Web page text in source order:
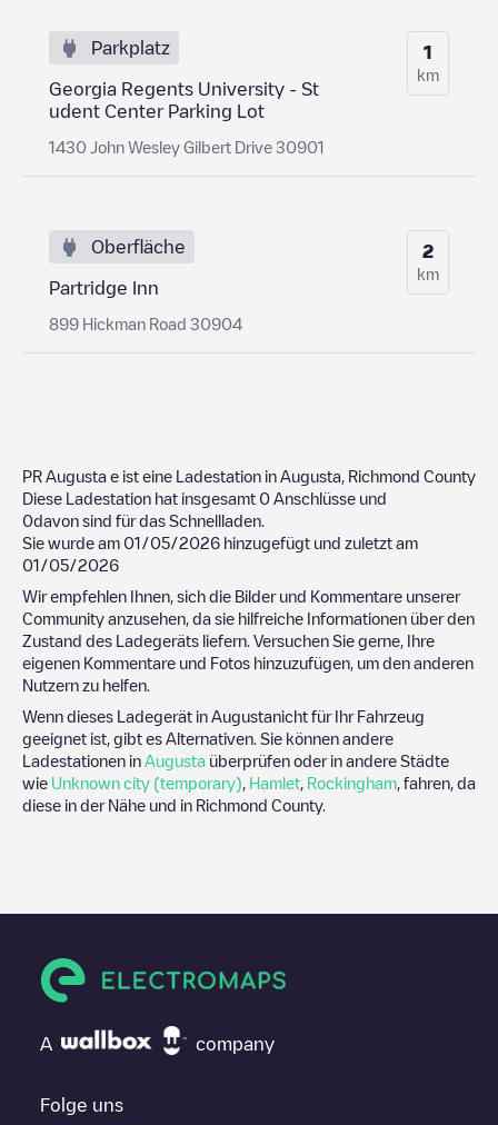
Parkplatz
Georgia Regents University - St
udent Center Parking Lot
1430 John Wesley Gilbert Drive 30901
1
km
Oberfläche
Partridge Inn
899 Hickman Road 30904
2
km
PR Augusta e ist eine Ladestation in Augusta Richmond County
Diese Ladestation hat insgesamt 0 Anschlüsse und
0davon sind für das Schnellladen.
Sie wurde am 01/05/2026 hinzugefügt und zuletzt am
01/05/2026
Wir empfehlen Ihnen, sich die Bilder und Kommentare unserer
Community anzusehen, da sie hilfreiche Informationen über den
Zustand des Ladegeräts liefern. Versuchen Sie gerne, Ihre
eigenen Kommentare und Fotos hinzuzufügen, um den anderen
Nutzern zu helfen.
Wenn dieses Ladegerät in Augustanicht für Ihr Fahrzeug
geeignet ist, gibt es Alternativen. Sie können andere
Ladestationen in Augusta überprüfen oder in andere Städte
wie Unknown city (temporary) Hamlet Rockingham , fahren, da
diese in der Nähe und in Richmond County.
A company
Folge uns